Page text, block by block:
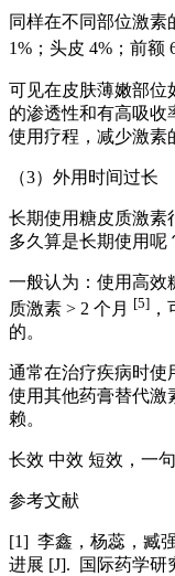
同样在不同部位激素
1%；头皮 4%；前额
可见在皮肤薄嫩部位
的渗透性和有高吸收
使用疗程，减少激素
（3）外用时间过长
长期使用糖皮质激素
多久算是长期使用呢
一般认为：使用高效
质激素 > 2 个月 [5]
的。
通常在治疗疾病时使
使用其他药膏替代激
赖。
长效 中效 短效，一
参考文献
[1] 李鑫，杨蕊，臧
进展 [J]. 国际药学研